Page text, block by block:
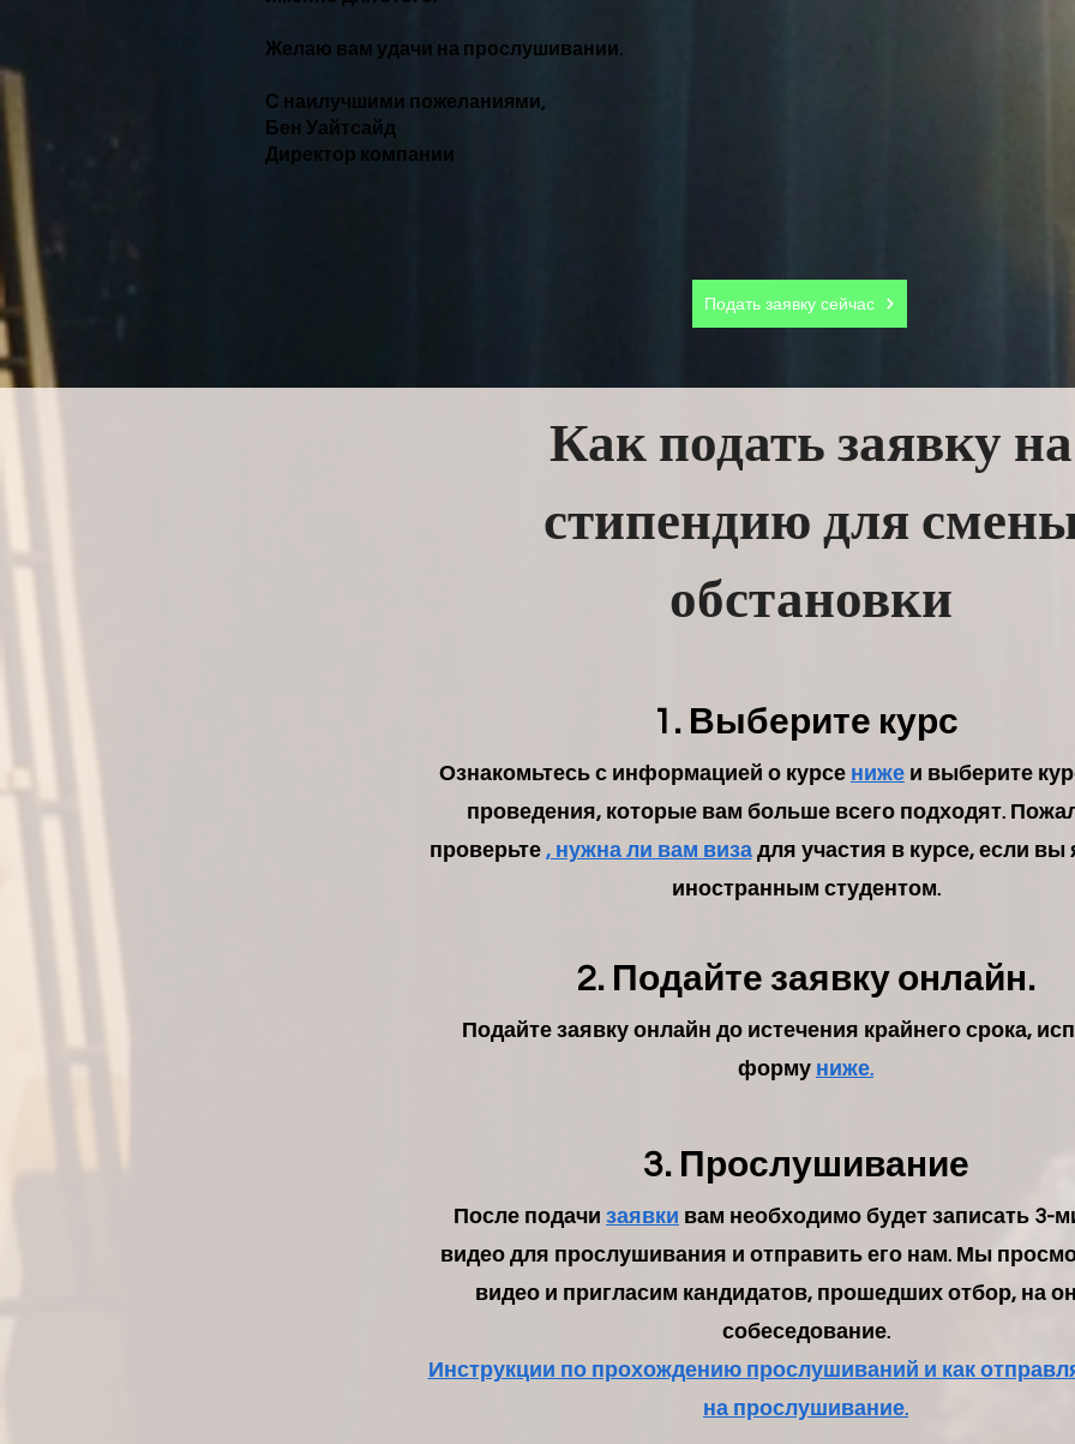
Желаю вам удачи на прослушивании.
С наилучшими пожеланиями,
Бен Уайтсайд
Директор компании
Подать заявку сейчас
Как подать заявку на
стипендию для
обстановки
1. Выберите курс
Ознакомьтесь с информацией о курсе ниже и выберите
проведения, которые вам больше всего подходят.
проверьте , нужна ли вам виза для участия в курсе, если вы
иностранным студентом.
2. Подайте заявку онлайн.
Подайте заявку онлайн до истечения крайнего срока,
форму ниже.
3. Прослушивание
После подачи заявки вам необходимо будет записать 3-
видео для прослушивания и отправить его нам. Мы
видео и пригласим кандидатов, прошедших отбор, на
собеседование.
Инструкции по прохождению прослушиваний и как
на прослушивание.